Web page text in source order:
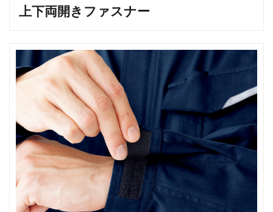
上下両開きファスナー